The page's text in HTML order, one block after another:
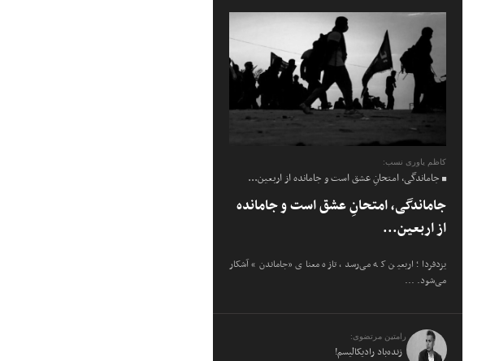
کاظم یاوری نسب:
جاماندگی، امتحانِ عشق است و جامانده از اربعین...
جاماندگی، امتحانِ عشق است و جامانده
از اربعین...
یزدفردا؛ اربعین که می‌رسد، تازه معنای «جاماندن» آشکار
می‌شود. ...
رامتین مرتضوی:
زنده‌باد رادیکالیسم!